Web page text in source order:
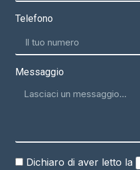
Telefono
Messaggio
Dichiaro di aver letto la